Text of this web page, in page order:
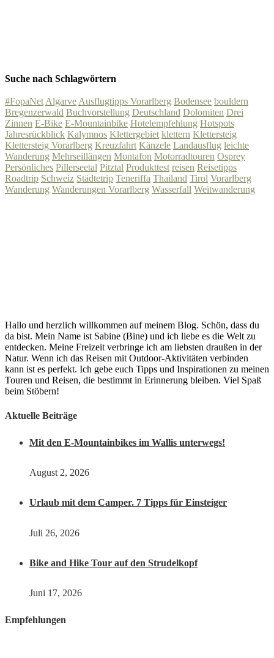
Suche nach Schlagwörtern
#FopaNet Algarve Ausflugtipps Vorarlberg Bodensee bouldern
Bregenzerwald Buchvorstellung Deutschland Dolomiten Drei
Zinnen E-Bike E-Mountainbike Hotelempfehlung Hotspots
Jahresrückblick Kalymnos Klettergebiet klettern Klettersteig
Klettersteig Vorarlberg Kreuzfahrt Känzele Landausflug leichte
Wanderung Mehrseillängen Montafon Motorradtouren Osprey
Persönliches Pillerseetal Pitztal Produkttest reisen Reisetipps
Roadtrip Schweiz Städtetrip Teneriffa Thailand Tirol Vorarlberg
Wanderung Wanderungen Vorarlberg Wasserfall Weitwanderung
Hallo und herzlich willkommen auf meinem Blog. Schön, dass du
da bist. Mein Name ist Sabine (Bine) und ich liebe es die Welt zu
entdecken. Meine Freizeit verbringe ich am liebsten draußen in der
Natur. Wenn ich das Reisen mit Outdoor-Aktivitäten verbinden
kann ist es perfekt. Ich gebe euch Tipps und Inspirationen zu meinen
Touren und Reisen, die bestimmt in Erinnerung bleiben. Viel Spaß
beim Stöbern!
Aktuelle Beiträge
Mit den E-Mountainbikes im Wallis unterwegs!
August 2, 2026
Urlaub mit dem Camper. 7 Tipps für Einsteiger
Juli 26, 2026
Bike and Hike Tour auf den Strudelkopf
Juni 17, 2026
Empfehlungen